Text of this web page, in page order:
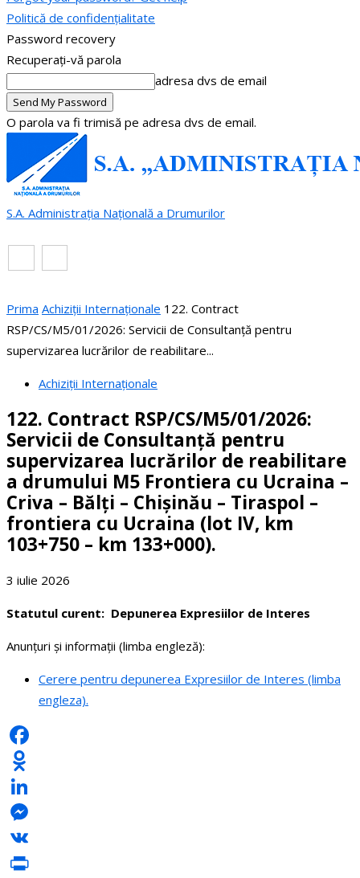
Politică de confidențialitate
Password recovery
Recuperați-vă parola
adresa dvs de email
O parola va fi trimisă pe adresa dvs de email.
S.A. Administrația Națională a Drumurilor
Prima Achiziții Internaționale 122. Contract
RSP/CS/M5/01/2026: Servicii de Consultanță pentru
supervizarea lucrărilor de reabilitare...
Achiziții Internaționale
122. Contract RSP/CS/M5/01/2026:
Servicii de Consultanță pentru
supervizarea lucrărilor de reabilitare
a drumului M5 Frontiera cu Ucraina –
Criva – Bălți – Chișinău – Tiraspol –
frontiera cu Ucraina (lot IV, km
103+750 – km 133+000).
3 iulie 2026
Statutul curent: Depunerea Expresiilor de Interes
Anunţuri şi informaţii (limba engleză):
Cerere pentru depunerea Expresiilor de Interes (limba
engleza).
Facebook
Odnoklassniki
LinkedIn
Messenger
VK